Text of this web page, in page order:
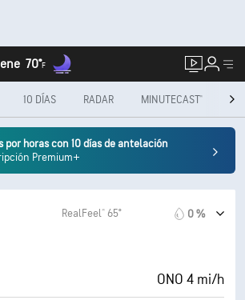
70°F
10 DÍAS RADAR MINUTECAST®
por horas con 10 días de antelación
Premium+
RealFeel® 65° 0 %
ONO 4 mi/h